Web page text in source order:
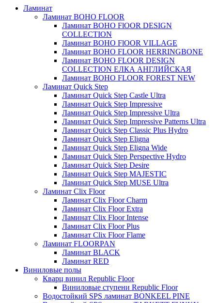
Ламинат
Ламинат BOHO FLOOR
Ламинат BOHO FlOOR DESIGN
COLLECTION
Ламинат BOHO FlOOR VILLAGE
Ламинат BOHO FLOOR HERRINGBONE
Ламинат BOHO FLOOR DESIGN
COLLECTION ЕЛКА АНГЛИЙСКАЯ
Ламинат BOHO FLOOR FOREST NEW
Ламинат Quick Step
Ламинат Quick Step Castle Ultra
Ламинат Quick Step Impressive
Ламинат Quick Step Impressive Ultra
Ламинат Quick Step Impressive Patterns Ultra
Ламинат Quick Step Classic Plus Hydro
Ламинат Quick Step Eligna
Ламинат Quick Step Eligna Wide
Ламинат Quick Step Perspective Hydro
Ламинат Quick Step Desire
Ламинат Quick Step MAJESTIC
Ламинат Quick Step MUSE Ultra
Ламинат Clix Floor
Ламинат Clix Floor Charm
Ламинат Clix Floor Extra
Ламинат Clix Floor Intense
Ламинат Clix Floor Plus
Ламинат Clix Floor Flame
Ламинат FLOORPAN
Ламинат BLACK
Ламинат RED
Виниловые полы
Кварц винил Republic Floor
Виниловые ступени Republic Floor
Водостойкий SPS ламинат BONKEEL PINE